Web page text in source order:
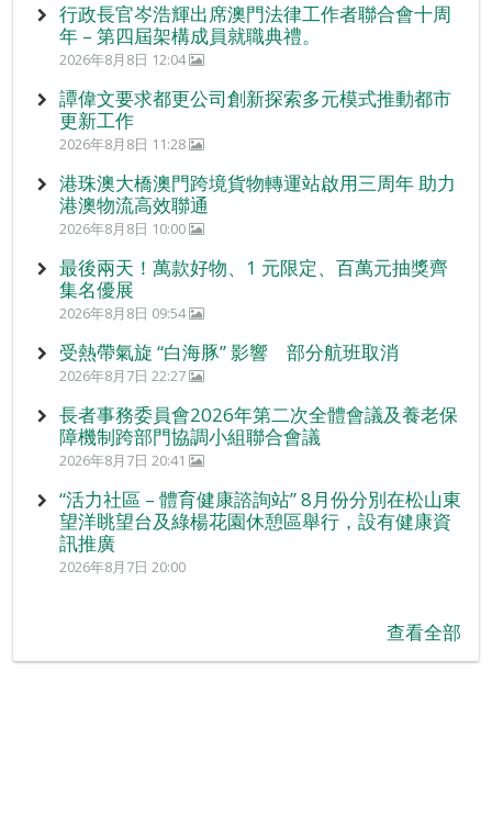
行政長官岑浩輝出席澳門法律工作者聯合會十周
年 – 第四屆架構成員就職典禮。
2026年8月8日 12:04
譚偉文要求都更公司創新探索多元模式推動都市
更新工作
2026年8月8日 11:28
港珠澳大橋澳門跨境貨物轉運站啟用三周年 助力
港澳物流高效聯通
2026年8月8日 10:00
最後兩天！萬款好物、1 元限定、百萬元抽獎齊
集名優展
2026年8月8日 09:54
受熱帶氣旋 “白海豚” 影響 部分航班取消
2026年8月7日 22:27
長者事務委員會2026年第二次全體會議及養老保
障機制跨部門協調小組聯合會議
2026年8月7日 20:41
“活力社區 – 體育健康諮詢站” 8月份分別在松山東
望洋眺望台及綠楊花園休憩區舉行，設有健康資
訊推廣
2026年8月7日 20:00
查看全部